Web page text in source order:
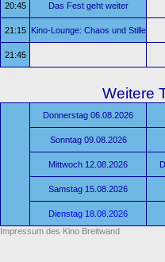
20:45
Das Fest geht weiter
21:15 Kino-Lounge: Chaos und Stille
21:45
Weitere
Donnerstag 06.08.2026
Sonntag 09.08.2026
Mittwoch 12.08.2026
Samstag 15.08.2026
Dienstag 18.08.2026
Impressum des Kino Breitwand